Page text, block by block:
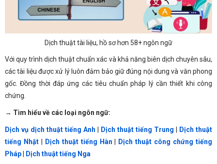
Dịch thuật tài liệu, hồ sơ hơn 58+ ngôn ngữ
Với quy trình dịch thuật chuẩn xác và khả năng biên dịch chuyên sâu,
các tài liệu được xử lý luôn đảm bảo giữ đúng nội dung và văn phong
gốc. Đồng thời đáp ứng các tiêu chuẩn pháp lý cần thiết khi công
chứng.
→ Tìm hiểu về các loại ngôn ngữ:
Dịch vụ dịch thuật tiếng Anh Dịch thuật tiếng Trung
Dịch thuật
tiếng Nhật| Dịch thuật tiếng Hàn
Dịch thuật công chứng tiếng
Pháp
Dịch thuật tiếng Nga